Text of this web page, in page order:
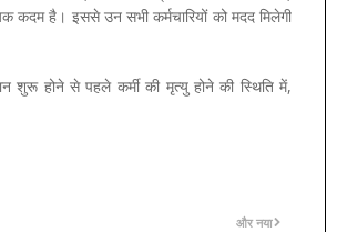
कदम है। इससे उन सभी कर्मचारियों को मदद मिलेगी
शुरू होने से पहले कर्मी की मृत्यु होने की स्थिति में,
और नया